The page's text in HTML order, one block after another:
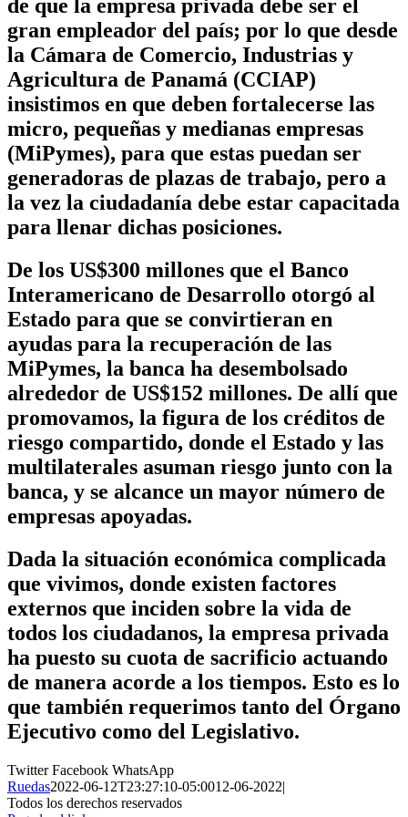
de que la empresa privada debe ser el
gran empleador del país; por lo que desde
la Cámara de Comercio, Industrias y
Agricultura de Panamá (CCIAP)
insistimos en que deben fortalecerse las
micro, pequeñas y medianas empresas
(MiPymes), para que estas puedan ser
generadoras de plazas de trabajo, pero a
la vez la ciudadanía debe estar capacitada
para llenar dichas posiciones.
De los US$300 millones que el Banco
Interamericano de Desarrollo otorgó al
Estado para que se convirtieran en
ayudas para la recuperación de las
MiPymes, la banca ha desembolsado
alrededor de US$152 millones. De allí que
promovamos, la figura de los créditos de
riesgo compartido, donde el Estado y las
multilaterales asuman riesgo junto con la
banca, y se alcance un mayor número de
empresas apoyadas.
Dada la situación económica complicada
que vivimos, donde existen factores
externos que inciden sobre la vida de
todos los ciudadanos, la empresa privada
ha puesto su cuota de sacrificio actuando
de manera acorde a los tiempos. Esto es lo
que también requerimos tanto del Órgano
Ejecutivo como del Legislativo.
TwitterFacebook WhatsApp
Ruedas2022-06-12T23:27:10-05:0012-06-2022|
Todos los derechos reservados